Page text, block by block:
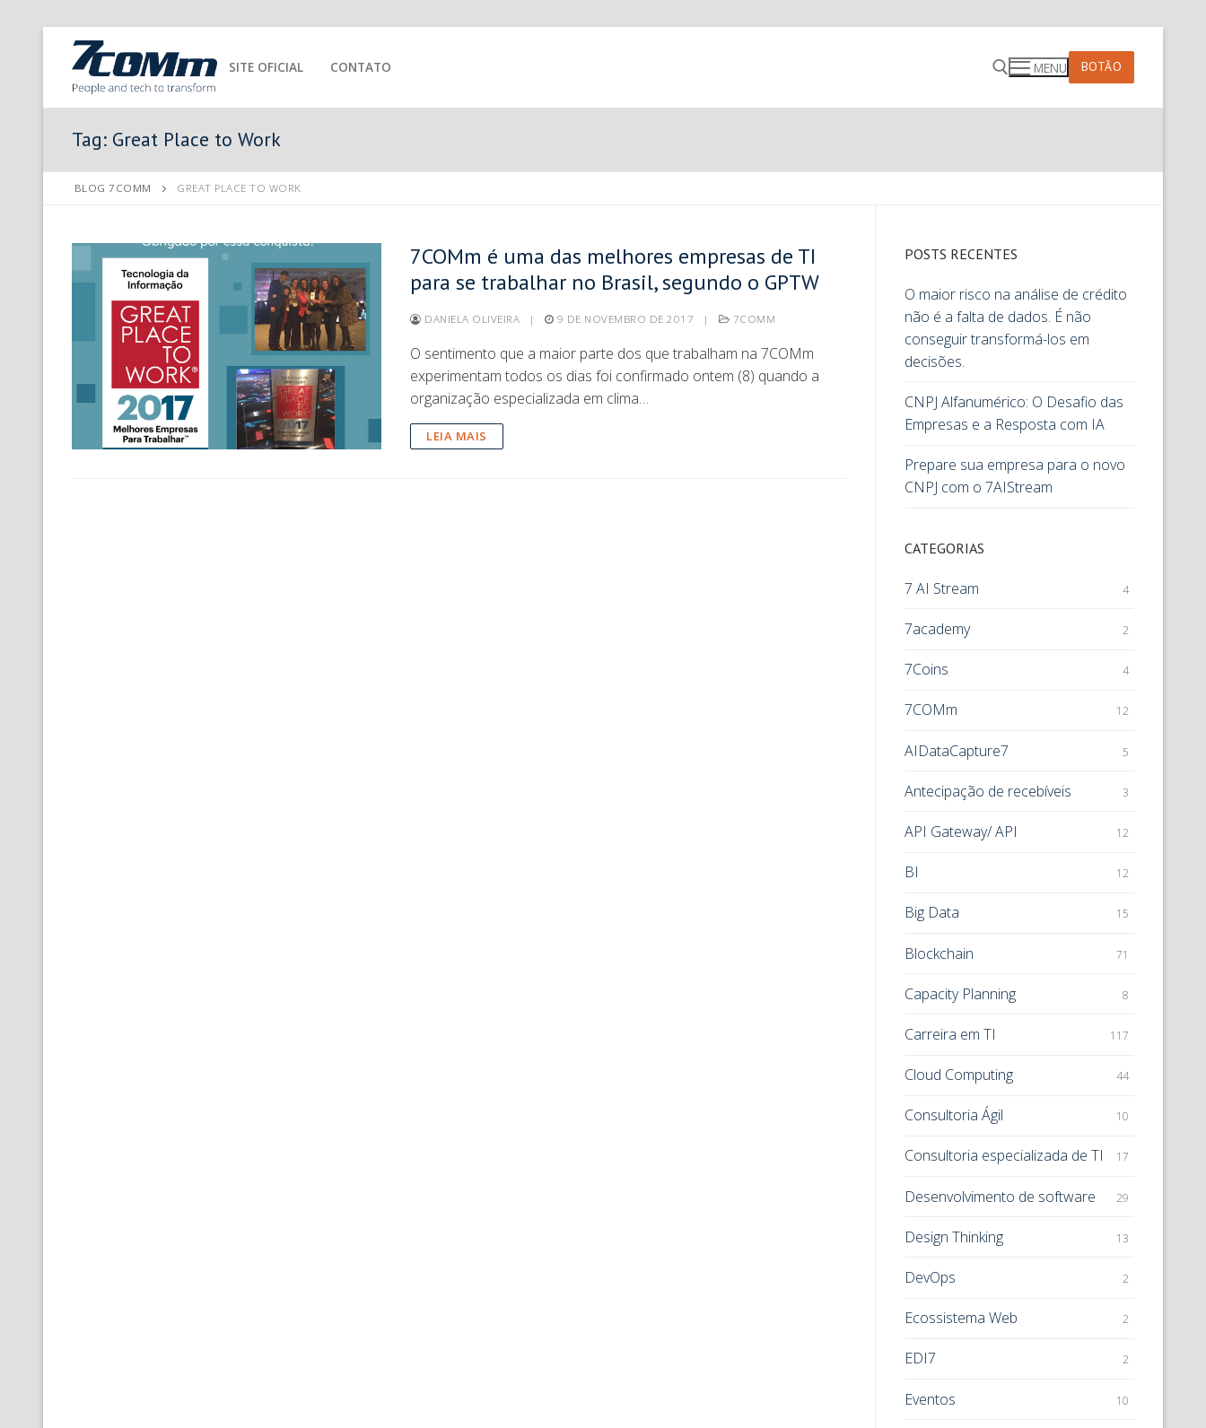
SITE OFICIAL CONTATO MENU BOTÃO
Tag: Great Place to Work
BLOG 7COMM GREAT PLACE TO WORK
7COMm é uma das melhores empresas de TI
para se trabalhar no Brasil, segundo o GPTW
DANIELA OLIVEIRA | 9 DE NOVEMBRO DE 2017 | 7COMM
O sentimento que a maior parte dos que trabalham na 7COMm
experimentam todos os dias foi confirmado ontem (8) quando a
organização especializada em clima…
LEIA MAIS
POSTS RECENTES
O maior risco na análise de crédito
não é a falta de dados. É não
conseguir transformá-los em
decisões.
CNPJ Alfanumérico: O Desafio das
Empresas e a Resposta com IA
Prepare sua empresa para o novo
CNPJ com o 7AIStream
CATEGORIAS
7 AI Stream 4
7academy 2
7Coins 4
7COMm 12
AIDataCapture7 5
Antecipação de recebíveis 3
API Gateway/ API 12
BI 12
Big Data 15
Blockchain 71
Capacity Planning 8
Carreira em TI 117
Cloud Computing 44
Consultoria Ágil 10
Consultoria especializada de TI 17
Desenvolvimento de software 29
Design Thinking 13
DevOps 2
Ecossistema Web 2
EDI7 2
Eventos 10